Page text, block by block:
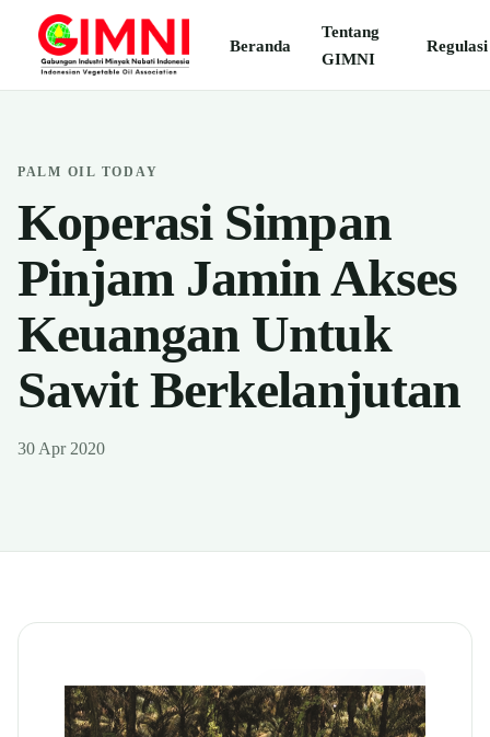
Beranda
Tentang
GIMNI
Regulasi
PALM OIL TODAY
Koperasi Simpan
Pinjam Jamin Akses
Keuangan Untuk
Sawit Berkelanjutan
30 Apr 2020